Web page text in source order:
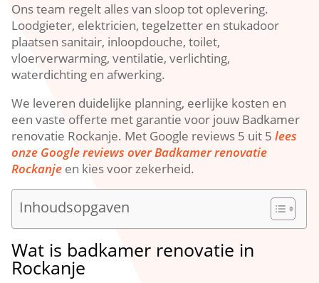
Ons team regelt alles van sloop tot oplevering.​
Loodgieter, elektricien, tegelzetter en stukadoor
plaatsen sanitair, inloopdouche, toilet,
vloerverwarming, ventilatie, verlichting,
waterdichting en afwerking.​
We leveren duidelijke planning, eerlijke kosten en
een vaste offerte met garantie voor jouw Badkamer
renovatie Rockanje.​ Met Google reviews 5 uit 5lees
onze Google reviews over Badkamer renovatie
Rockanje en kies voor zekerheid.​
Inhoudsopgaven
Wat is badkamer renovatie in
Rockanje